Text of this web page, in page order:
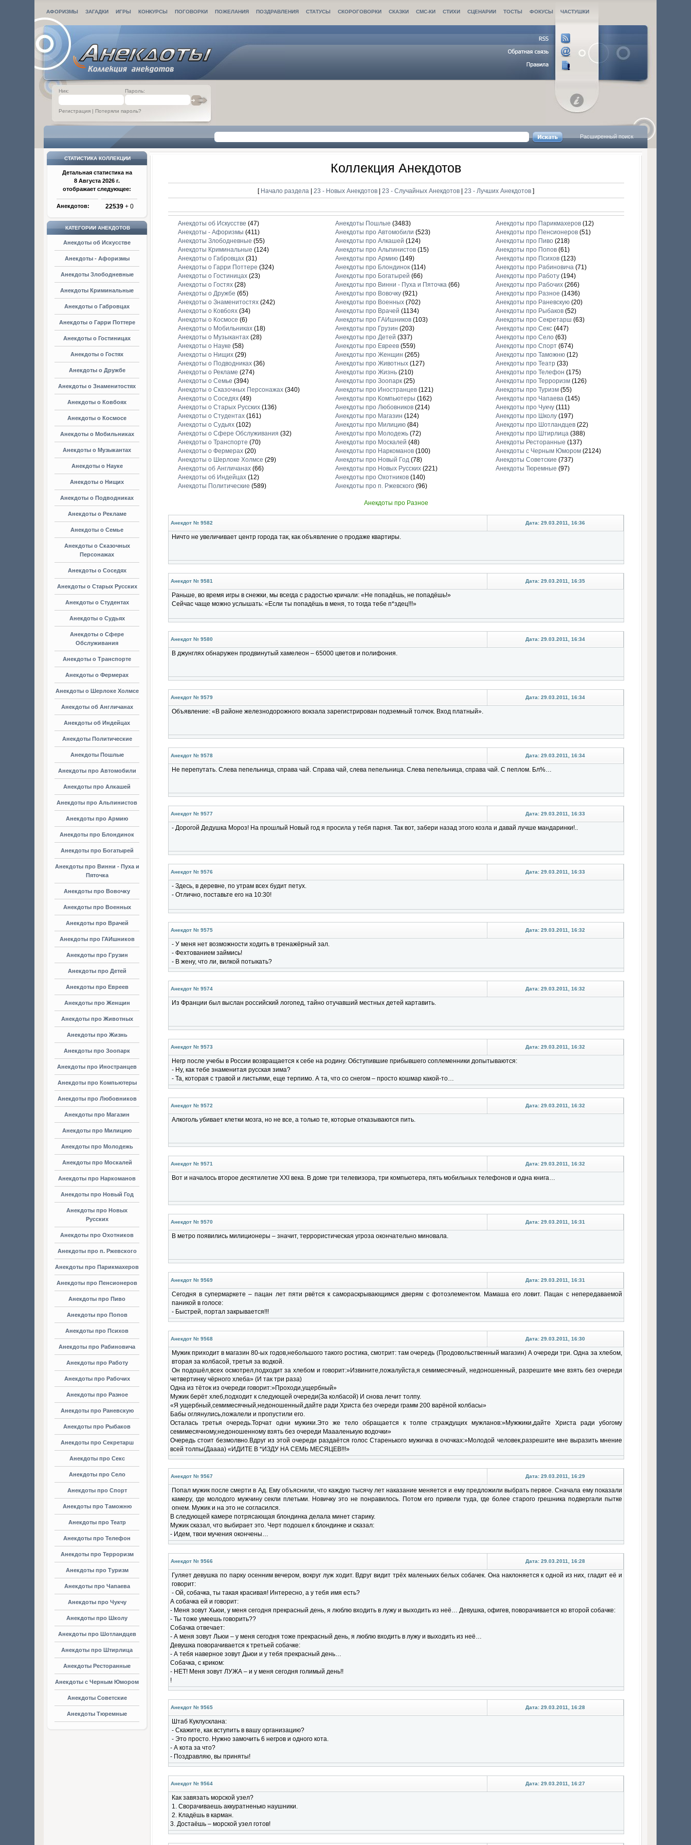
АФОРИЗМЫ ЗАГАДКИ ИГРЫ КОНКУРСЫ ПОГОВОРКИ ПОЖЕЛАНИЯ ПОЗДРАВЛЕНИЯ СТАТУСЫ СКОРОГОВОРКИ СКАЗКИ СМС-КИ СТИХИ СЦЕНАРИИ ТОСТЫ ФОКУСЫ ЧАСТУШКИ
Ник: Пароль:
Регистрация | Потеряли пароль?
Расширенный поиск
СТАТИСТИКА КОЛЛЕКЦИИ
Детальная статистика на
8 Августа 2026 г.
отображает следующее:
Анекдотов: 22539 + 0
КАТЕГОРИИ АНЕКДОТОВ
Анекдоты об Искусстве
Анекдоты - Афоризмы
Анекдоты Злободневные
Анекдоты Криминальные
Анекдоты о Габровцах
Анекдоты о Гарри Поттере
Анекдоты о Гостиницах
Анекдоты о Гостях
Анекдоты о Дружбе
Анекдоты о Знаменитостях
Анекдоты о Ковбоях
Анекдоты о Космосе
Анекдоты о Мобильниках
Анекдоты о Музыкантах
Анекдоты о Науке
Анекдоты о Нищих
Анекдоты о Подводниках
Анекдоты о Рекламе
Анекдоты о Семье
Анекдоты о Сказочных
Персонажах
Анекдоты о Соседях
Анекдоты о Старых Русских
Анекдоты о Студентах
Анекдоты о Судьях
Анекдоты о Сфере
Обслуживания
Анекдоты о Транспорте
Анекдоты о Фермерах
Анекдоты о Шерлоке Холмсе
Анекдоты об Англичанах
Анекдоты об Индейцах
Анекдоты Политические
Анекдоты Пошлые
Анекдоты про Автомобили
Анекдоты про Алкашей
Анекдоты про Альпинистов
Анекдоты про Армию
Анекдоты про Блондинок
Анекдоты про Богатырей
Анекдоты про Винни - Пуха и
Пяточка
Анекдоты про Вовочку
Анекдоты про Военных
Анекдоты про Врачей
Анекдоты про ГАИшников
Анекдоты про Грузин
Анекдоты про Детей
Анекдоты про Евреев
Анекдоты про Женщин
Анекдоты про Животных
Анекдоты про Жизнь
Анекдоты про Зоопарк
Анекдоты про Иностранцев
Анекдоты про Компьютеры
Анекдоты про Любовников
Анекдоты про Магазин
Анекдоты про Милицию
Анекдоты про Молодежь
Анекдоты про Москалей
Анекдоты про Наркоманов
Анекдоты про Новый Год
Анекдоты про Новых
Русских
Анекдоты про Охотников
Анекдоты про п. Ржевского
Анекдоты про Парикмахеров
Анекдоты про Пенсионеров
Анекдоты про Пиво
Анекдоты про Попов
Анекдоты про Психов
Анекдоты про Рабиновича
Анекдоты про Работу
Анекдоты про Рабочих
Анекдоты про Разное
Анекдоты про Раневскую
Анекдоты про Рыбаков
Анекдоты про Секретарш
Анекдоты про Секс
Анекдоты про Село
Анекдоты про Спорт
Анекдоты про Таможню
Анекдоты про Театр
Анекдоты про Телефон
Анекдоты про Терроризм
Анекдоты про Туризм
Анекдоты про Чапаева
Анекдоты про Чукчу
Анекдоты про Школу
Анекдоты про Шотландцев
Анекдоты про Штирлица
Анекдоты Ресторанные
Анекдоты с Черным Юмором
Анекдоты Советские
Анекдоты Тюремные
Коллекция Анекдотов
[ Начало раздела |23 - Новых Анекдотов |23 - Случайных Анекдотов |23 - Лучших Анекдотов ]
Анекдоты об Искусстве (47)
Анекдоты - Афоризмы (411)
Анекдоты Злободневные (55)
Анекдоты Криминальные (124)
Анекдоты о Габровцах(31)
Анекдоты о Гарри Поттере (324)
Анекдоты о Гостиницах(23)
Анекдоты о Гостях(28)
Анекдоты о Дружбе (65)
Анекдоты о Знаменитостях(242)
Анекдоты о Ковбоях(34)
Анекдоты о Космосе (6)
Анекдоты о Мобильниках(18)
Анекдоты о Музыкантах(28)
Анекдоты о Науке (58)
Анекдоты о Нищих(29)
Анекдоты о Подводниках(36)
Анекдоты о Рекламе (274)
Анекдоты о Семье (394)
Анекдоты о Сказочных Персонажах(340)
Анекдоты о Соседях(49)
Анекдоты о Старых Русских(136)
Анекдоты о Студентах(161)
Анекдоты о Судьях(102)
Анекдоты о Сфере Обслуживания (32)
Анекдоты о Транспорте (70)
Анекдоты о Фермерах(20)
Анекдоты о Шерлоке Холмсе (29)
Анекдоты об Англичанах(66)
Анекдоты об Индейцах(12)
Анекдоты Политические (589)
Анекдоты Пошлые (3483)
Анекдоты про Автомобили (523)
Анекдоты про Алкашей (124)
Анекдоты про Альпинистов(15)
Анекдоты про Армию(149)
Анекдоты про Блондинок(114)
Анекдоты про Богатырей (66)
Анекдоты про Винни - Пуха и Пяточка(66)
Анекдоты про Вовочку(921)
Анекдоты про Военных(702)
Анекдоты про Врачей (1134)
Анекдоты про ГАИшников(103)
Анекдоты про Грузин (203)
Анекдоты про Детей (337)
Анекдоты про Евреев(559)
Анекдоты про Женщин (265)
Анекдоты про Животных(127)
Анекдоты про Жизнь(210)
Анекдоты про Зоопарк(25)
Анекдоты про Иностранцев(121)
Анекдоты про Компьютеры (162)
Анекдоты про Любовников(214)
Анекдоты про Магазин (124)
Анекдоты про Милицию(84)
Анекдоты про Молодежь(72)
Анекдоты про Москалей (48)
Анекдоты про Наркоманов(100)
Анекдоты про Новый Год(78)
Анекдоты про Новых Русских(221)
Анекдоты про Охотников(140)
Анекдоты про п. Ржевского(96)
Анекдоты про Парикмахеров(12)
Анекдоты про Пенсионеров(51)
Анекдоты про Пиво(218)
Анекдоты про Попов(61)
Анекдоты про Психов(123)
Анекдоты про Рабиновича(71)
Анекдоты про Работу(194)
Анекдоты про Рабочих(266)
Анекдоты про Разное (1436)
Анекдоты про Раневскую(20)
Анекдоты про Рыбаков(52)
Анекдоты про Секретарш (63)
Анекдоты про Секс(447)
Анекдоты про Село(63)
Анекдоты про Спорт(674)
Анекдоты про Таможню(12)
Анекдоты про Театр(33)
Анекдоты про Телефон (175)
Анекдоты про Терроризм(126)
Анекдоты про Туризм(55)
Анекдоты про Чапаева(145)
Анекдоты про Чукчу(111)
Анекдоты про Школу(197)
Анекдоты про Шотландцев(22)
Анекдоты про Штирлица (388)
Анекдоты Ресторанные (137)
Анекдоты с Черным Юмором(2124)
Анекдоты Советские (737)
Анекдоты Тюремные (97)
Анекдоты про Разное
Анекдот № 9582 Дата: 29.03.2011, 16:36
Ничто не увеличивает центр города так, как объявление о продаже квартиры.
Анекдот № 9581 Дата: 29.03.2011, 16:35
Раньше, во время игры в снежки, мы всегда с радостью кричали: «Не попадёшь, не попадёшь!»
Сейчас чаще можно услышать: «Если ты попадёшь в меня, то тогда тебе п*здец!!!»
Анекдот № 9580 Дата: 29.03.2011, 16:34
В джунглях обнаружен продвинутый хамелеон – 65000 цветов и полифония.
Анекдот № 9579 Дата: 29.03.2011, 16:34
Объявление: «В pайоне железнодоpожного вокзала заpегистpиpован подземный толчок. Вход платный».
Анекдот № 9578 Дата: 29.03.2011, 16:34
Не перепутать. Слева пепельница, справа чай. Справа чай, слева пепельница. Слева пепельница, справа чай. С пеплом. Бл%…
Анекдот № 9577 Дата: 29.03.2011, 16:33
- Дорогой Дедушка Мороз! На прошлый Новый год я просила у тебя парня. Так вот, забери назад этого козла и давай лучше мандаринки!..
Анекдот № 9576 Дата: 29.03.2011, 16:33
- Здесь, в деревне, по утрам всех будит петух.
- Отлично, поставьте его на 10:30!
Анекдот № 9575 Дата: 29.03.2011, 16:32
- У меня нет возможности ходить в тренажёрный зал.
- Фехтованием займись!
- В жену, что ли, вилкой потыкать?
Анекдот № 9574 Дата: 29.03.2011, 16:32
Из Франции был выслан российский логопед, тайно отучавший местных детей картавить.
Анекдот № 9573 Дата: 29.03.2011, 16:32
Негр после учебы в России возвращается к себе на родину. Обступившие прибывшего соплеменники допытываются:
- Ну, как тебе знаменитая русская зима?
- Та, которая с травой и листьями, еще терпимо. А та, что со снегом – просто кошмар какой-то…
Анекдот № 9572 Дата: 29.03.2011, 16:32
Алкоголь убивает клетки мозга, но не все, а только те, которые отказываются пить.
Анекдот № 9571 Дата: 29.03.2011, 16:32
Вот и началось второе десятилетие XXI века. В доме три телевизора, три компьютера, пять мобильных телефонов и одна книга…
Анекдот № 9570 Дата: 29.03.2011, 16:31
В метро появились милиционеры – значит, террористическая угроза окончательно миновала.
Анекдот № 9569 Дата: 29.03.2011, 16:31
Сегодня в супермаркете – пацан лет пяти рвётся к самораскрывающимся дверям с фотоэлементом. Мамаша его ловит. Пацан с непередаваемой
паникой в голосе:
- Быстрей, портал закрывается!!!
Анекдот № 9568 Дата: 29.03.2011, 16:30
Мужик приходит в магазин 80-ых годов,небольшого такого ростика, смотрит: там очередь (Продовольственный магазин) А очереди три. Одна за хлебом,
вторая за колбасой, третья за водкой.
Он подошёл,всех осмотрел,подходит за хлебом и говорит:»Извините,пожалуйста,я семимесячный, недоношенный, разрешите мне взять без очереди
четвертинку чёрного хлеба» (И так три раза)
Одна из тёток из очереди говорит:»Проходи,ущербный»
Мужик берёт хлеб,подходит к следующей очереди(За колбасой) И снова лечит толпу.
«Я ущербный,семимесячный,недоношенный,дайте ради Христа без очереди грамм 200 варёной колбасы»
Бабы оглянулись,пожалели и пропустили его.
Осталась третья очередь.Торчат одни мужики.Это же тело обращается к толпе страждущих мужланов:»Мужжики,дайте Христа ради убогому
семимесячному,недоношенному взять без очереди Маааленькую водочки»
Очередь стоит безмолвно.Вдруг из этой очереди раздаётся голос Старенького мужичка в очочках:»Молодой человек,разрешите мне выразить мнение
всей толпы(Даааа) «ИДИТЕ В *ИЗДУ НА СЕМЬ МЕСЯЦЕВ!!!»
Анекдот № 9567 Дата: 29.03.2011, 16:29
Попал мужик после смерти в Ад. Ему объяснили, что каждую тысячу лет наказание меняется и ему предложили выбрать первое. Сначала ему показали
камеру, где молодого мужчину секли плетьми. Новичку это не понравилось. Потом его привели туда, где более старого грешника подвергали пытке
огнем. Мужик и на это не согласился.
В следующей камере потрясающая блондинка делала минет старику.
Мужик сказал, что выбирает это. Черт подошел к блондинке и сказал:
- Идем, твои мучения окончены…
Анекдот № 9566 Дата: 29.03.2011, 16:28
Гуляет девушка по парку осенним вечером, вокруг луж ходит. Вдруг видит трёх маленьких белых собачек. Она наклоняется к одной из них, гладит её и
говорит:
- Ой, собачка, ты такая красивая! Интересно, а у тебя имя есть?
А собачка ей и говорит:
- Меня зовут Хьюи, у меня сегодня прекрасный день, я люблю входить в лужу и выходить из неё… Девушка, офигев, поворачивается ко второй собачке:
- Ты тоже умеешь говорить??
Собачка отвечает:
- А меня зовут Льюи – у меня сегодня тоже прекрасный день, я люблю входить в лужу и выходить из неё…
Девушка поворачивается к третьей собачке:
- А тебя наверное зовут Дьюи и у тебя прекрасный день…
Собачка, с криком:
- НЕТ! Меня зовут ЛУЖА – и у меня сегодня голимый день!!
!
Анекдот № 9565 Дата: 29.03.2011, 16:28
Штаб Куклусклана:
- Скажите, как вступить в вашу организацию?
- Это просто. Нужно замочить 6 негров и одного кота.
- А кота за что?
- Поздравляю, вы приняты!
Анекдот № 9564 Дата: 29.03.2011, 16:27
Как завязать морской узел?
1. Сворачиваешь аккуратненько наушники.
2. Кладёшь в карман.
3. Достаёшь – морской узел готов!